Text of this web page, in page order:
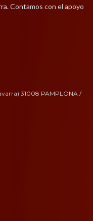
Contamos con el apoyo
31008 PAMPLONA /